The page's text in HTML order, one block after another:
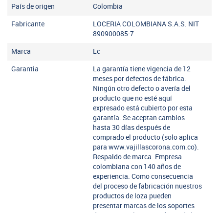
País de origen Colombia
Fabricante
LOCERIA COLOMBIANA S.A.S. NIT
890900085-7
Marca Lc
Garantia
La garantía tiene vigencia de 12
meses por defectos de fábrica.
Ningún otro defecto o avería del
producto que no esté aquí
expresado está cubierto por esta
garantía. Se aceptan cambios
hasta 30 días después de
comprado el producto (solo aplica
para www.vajillascorona.com.co).
Respaldo de marca. Empresa
colombiana con 140 años de
experiencia. Como consecuencia
del proceso de fabricación nuestros
productos de loza pueden
presentar marcas de los soportes